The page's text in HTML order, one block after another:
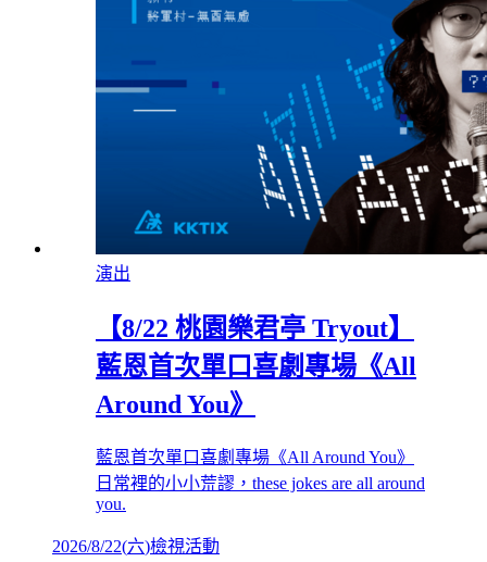
演出
【8/22 桃園樂君亭 Tryout】
藍恩首次單口喜劇專場《All
Around You》
藍恩首次單口喜劇專場《All Around You》
日常裡的小小荒謬，these jokes are all around
you.
2026/8/22(六)檢視活動